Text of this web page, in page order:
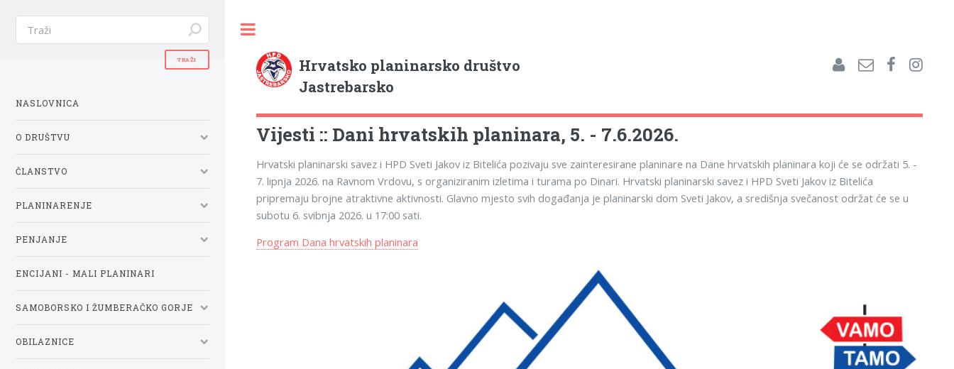
Hrvatsko planinarsko društvo
Jastrebarsko
Vijesti :: Dani hrvatskih planinara, 5. - 7.6.2026.
Hrvatski planinarski savez i HPD Sveti Jakov iz Bitelića pozivaju sve zainteresirane planinare na Dane hrvatskih planinara koji će se održati 5. -
7. lipnja 2026. na Ravnom Vrdovu, s organiziranim izletima i turama po Dinari. Hrvatski planinarski savez i HPD Sveti Jakov iz Bitelića
pripremaju brojne atraktivne aktivnosti. Glavno mjesto svih događanja je planinarski dom Sveti Jakov, a središnja svečanost održat će se u
subotu 6. svibnja 2026. u 17:00 sati.
Program Dana hrvatskih planinara
NASLOVNICA
O DRUŠTVU
ČLANSTVO
PLANINARENJE
PENJANJE
ENCIJANI - MALI PLANINARI
SAMOBORSKO I ŽUMBERAČKO GORJE
OBILAZNICE